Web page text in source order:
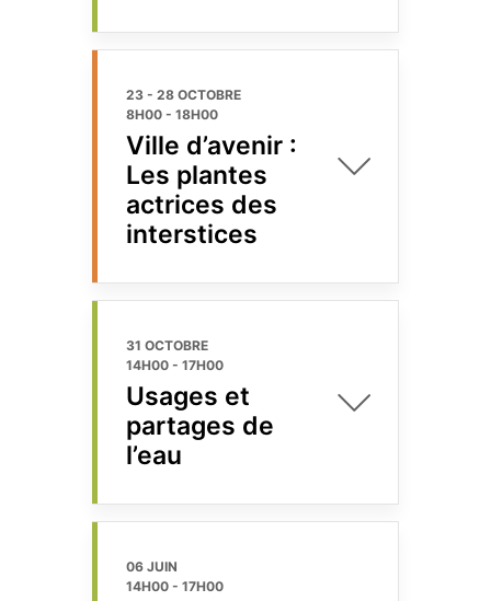
23 - 28 OCTOBRE
8H00 - 18H00
Ville d’avenir :
Les plantes
actrices des
interstices
31 OCTOBRE
14H00 - 17H00
Usages et
partages de
l’eau
06 JUIN
14H00 - 17H00